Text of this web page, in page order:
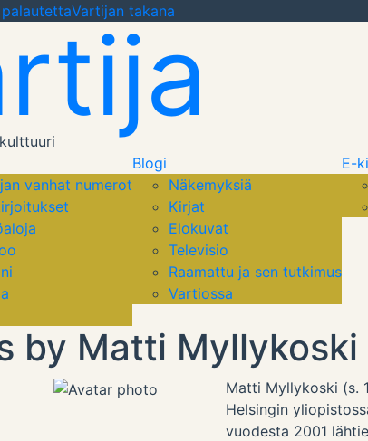
Vartijan takana
vanhat numerot
Blogi
Näkemyksiä
Kirjat
Elokuvat
Televisio
Raamattu ja sen tutkimus
Vartiossa
E-
by Matti Myllykoski
Matti Myllykoski (s.
Helsingin
vuodesta 2001